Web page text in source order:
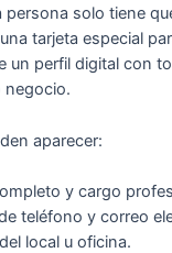
persona solo tiene
tarjeta especial
un perfil digital con
negocio.
aparecer:
y cargo
teléfono y correo
local u oficina.